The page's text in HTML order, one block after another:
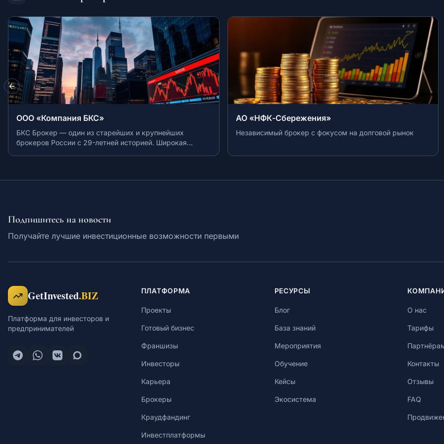
АО «НФК-Сбережения»
Независимый брокер с фокусом на долговой рынок
АО «РайффайзенБанк»
Инвестиционные услуги Райффайзенбанка
Previous slide
Подпишитесь на новости
Получайте лучшие инвестиционные возможности первыми
GetInvested.BIZ
Платформа для инвесторов и
предпринимателей
ПЛАТФОРМА
Проекты
Готовый бизнес
Франшизы
Инвесторы
Карьера
Брокеры
Краудфандинг
Инвестплатформы
РЕСУРСЫ
Блог
База знаний
Мероприятия
Обучение
Кейсы
Экосистема
О нас
Тарифы
Контакты
Отзывы
FAQ